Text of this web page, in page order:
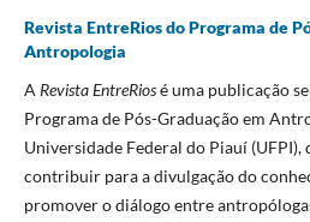
Revista EntreRios do Programa de
Antropologia
ARevista EntreRiosé uma publicação
Programa de Pós-Graduação em
Universidade Federal do Piauí
contribuir para a divulgação do
promover o diálogo entre